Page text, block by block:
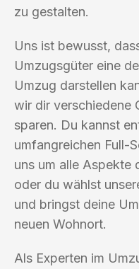
zu gestalten.
Uns ist bewusst,
Umzugsgüter eine
Umzug darstellen
wir dir verschiedene
sparen. Du kannst
umfangreichen Full-
uns um alle Aspekte
oder du wählst
und bringst deine
neuen Wohnort.
Als Experten im